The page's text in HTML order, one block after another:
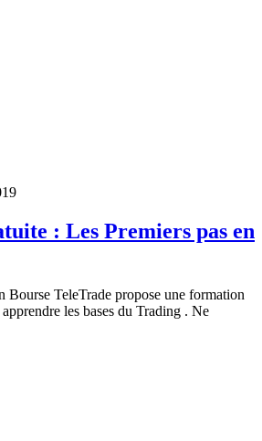
: Les Premiers pas en
Bourse TeleTrade propose une formation
les bases du Trading . Ne